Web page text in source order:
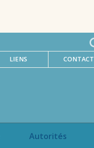
LIENS CONTACT
Autorités